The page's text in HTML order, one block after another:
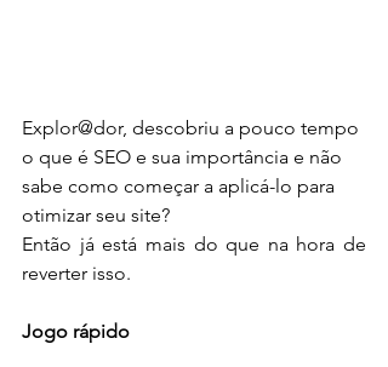
Explor@dor, descobriu a pouco tempo
o que é SEO e sua importância e não
sabe como começar a aplicá-lo para
otimizar seu site?
Então já está mais do que na hora de
reverter isso.
Jogo rápido